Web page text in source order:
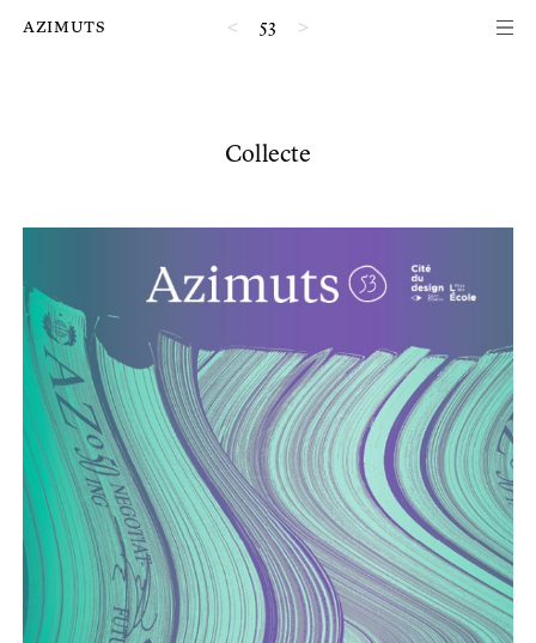
azimuts < 53 >
Collecte